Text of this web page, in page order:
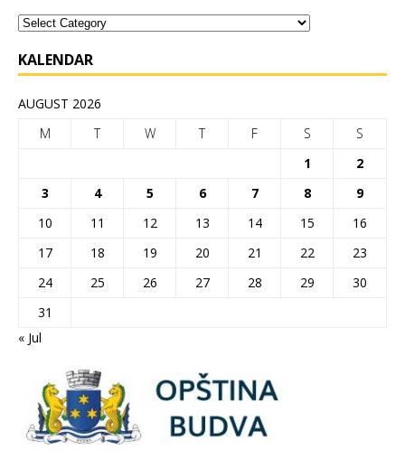
KALENDAR
AUGUST 2026
M
T W T F S
S
1
2
3
4 5 6 7 8
9
10
11 12 13 14 15
16
17
18 19 20 21 22
23
24
25 26 27 28 29
30
31
« Jul